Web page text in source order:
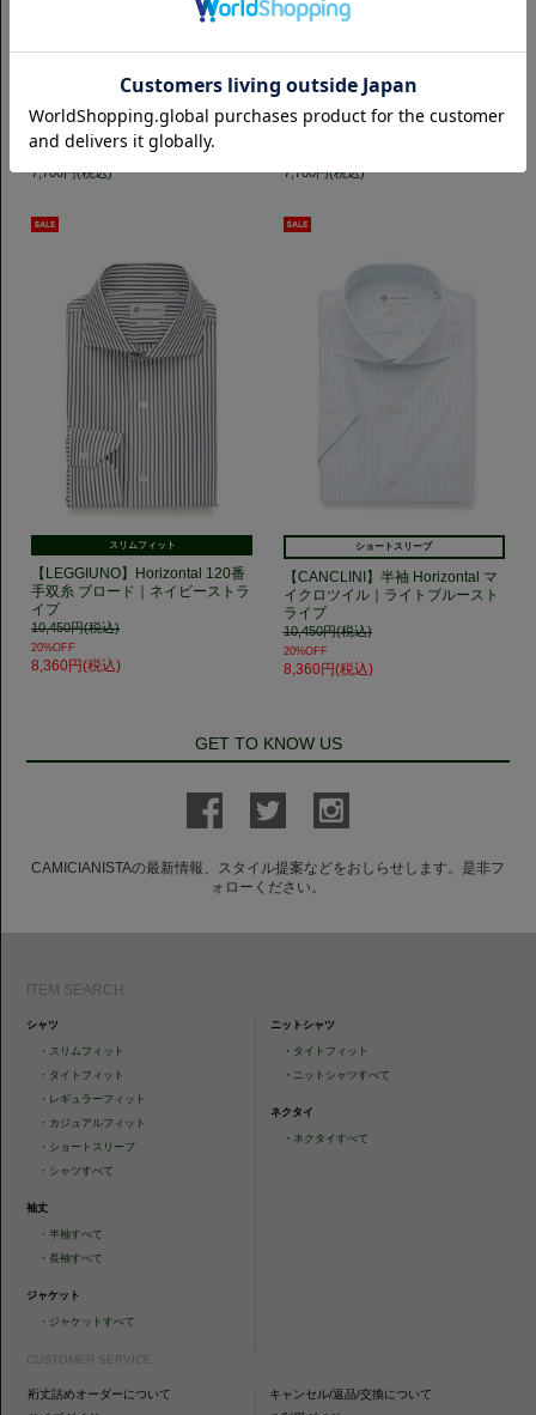
カジュアル
Wide Open Collar シャンブレー｜
7,700円(税込)
カジュアル
7,700円(税込)
スリムフィット
【LEGGIUNO】Horizontal 120番
手双糸 ブロード｜ネイビーストラ
イプ
10,450円(税込)
20%OFF
8,360円(税込)
ショートスリーブ
【CANCLINI】半袖 Horizontal マ
イクロツイル｜ライトブルースト
ライプ
10,450円(税込)
20%OFF
8,360円(税込)
GET TO KNOW US
CAMICIANISTAの最新情報、スタイル提案などをおしらせします。是非フ
ォローください。
ITEM SEARCH
シャツ
・ スリムフィット
・ タイトフィット
・ レギュラーフィット
・ カジュアルフィット
・ ショートスリーブ
・ シャツすべて
袖丈
・半袖すべて
・長袖すべて
ジャケット
・ ジャケットすべて
ニットシャツ
・ タイトフィット
・ ニットシャツすべて
ネクタイ
・ ネクタイすべて
CUSTOMER SERVICE
裄丈詰めオーダーについて
キャンセル/返品/交換について